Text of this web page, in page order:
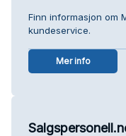
Finn informasjon om
kundeservice.
Mer info